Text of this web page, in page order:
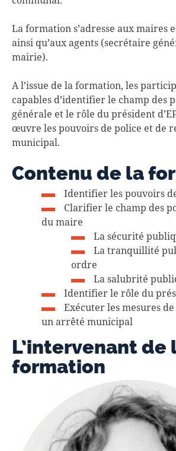
La formation s’adresse aux maires
ainsi qu’aux agents (secrétaire
mairie).
A l’issue de la formation, les
capables d’identifier le champ des
générale et le rôle du président
œuvre les pouvoirs de police et de
municipal.
Contenu de la
Identifier les pouvoirs
Clarifier le champ des
du maire
La sécurité
La tranquillité
ordre
La salubrité
Identifier le rôle du
Exécuter les mesures
un arrêté municipal
L’intervenant de
formation